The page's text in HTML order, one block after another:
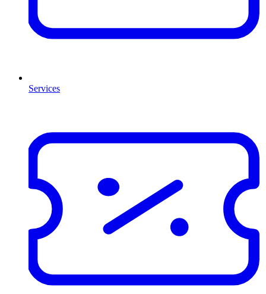
Services